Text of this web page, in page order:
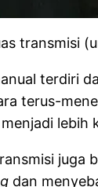
transmisi
terdiri
terus-
lebih
juga
dan